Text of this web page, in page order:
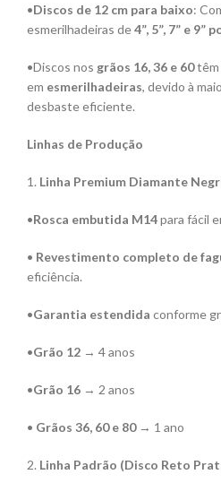
•Discos de 12 cm para baixo:
esmerilhadeiras de4”, 5”, 7” e 9”
•Discos nos grãos 16, 36 e 60têm
em esmerilhadeiras, devido à
desbaste eficiente.
Linhas de Produção
1. Linha Premium Diamante
•Rosca embutida M14para fácil
• Revestimento completo de
eficiência.
•Garantia estendida conforme
•Grão 12 → 4 anos
•Grão 16 → 2 anos
• Grãos 36, 60 e 80→ 1 ano
2. Linha Padrão (Disco Reto